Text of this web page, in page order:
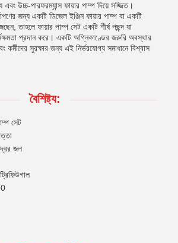
এবং উচ্চ-পারফরম্যান্স ফায়ার পাম্প দিয়ে সজ্জিত।
জন্য একটি ডিজেল ইঞ্জিন ফায়ার পাম্প বা একটি
তাহলে ফায়ার পাম্প সেট একটি শীর্ষ পছন্দ যা
প্রদান করে। একটি অগ্নিকাণ্ডের জরুরি অবস্থার
সুরক্ষার জন্য এই নির্ভরযোগ্য সমাধানে বিশ্বাস
বৈশিষ্ট্য:
সেট
জল